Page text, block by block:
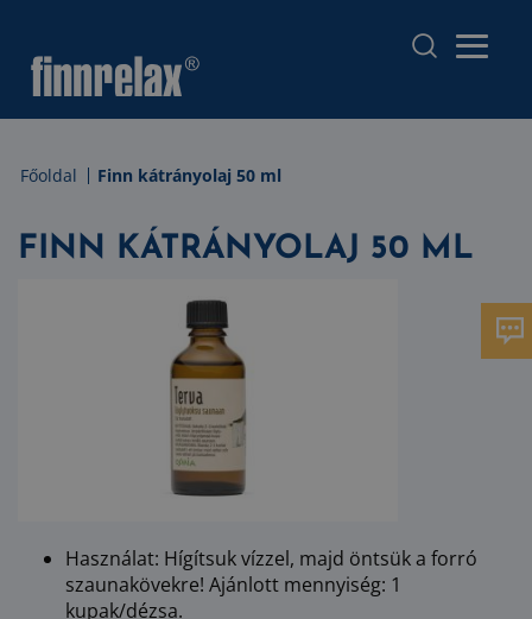
Főoldal Finn kátrányolaj 50 ml
FINN KÁTRÁNYOLAJ 50 ML
Használat: Hígítsuk vízzel, majd öntsük a forró
szaunakövekre! Ajánlott mennyiség: 1
kupak/dézsa.